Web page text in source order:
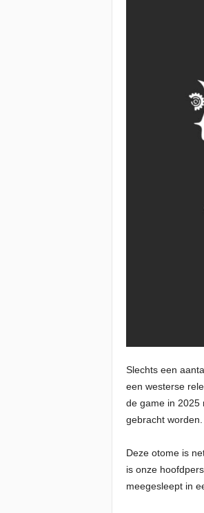
Slechts een
een westerse
de game in 2025
gebracht worden.
Deze otome is
is onze
meegesleept in